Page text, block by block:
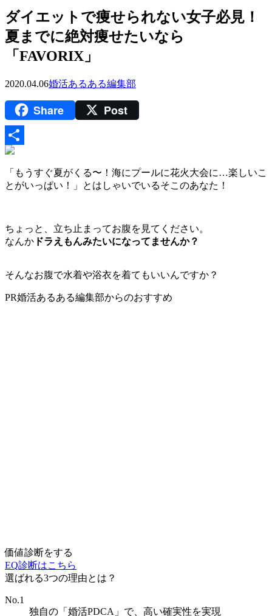
ダイエットで痩せられない女子必見！
夏までに絶対痩せたいなら
「FAVORIX」
2020.04.06婚活あるある編集部
Share Post
共
有「もうすぐ夏がくる〜！海にプールに花火大会に…楽しいこ
とがいっぱい！」とはしゃいでいるそこのあなた！
ちょっと、立ち止まってお腹を見てください。
なんか ドラえもんみたいになってませんか？
そんなお腹で水着や浴衣を着てもいいんですか？
PR婚活あるある編集部からのおすすめ
価値診断をする
EQ診断はこちら
選ばれる3つの理由とは？
No.1
独自の「婚活PDCA」で、高い確実性を実現